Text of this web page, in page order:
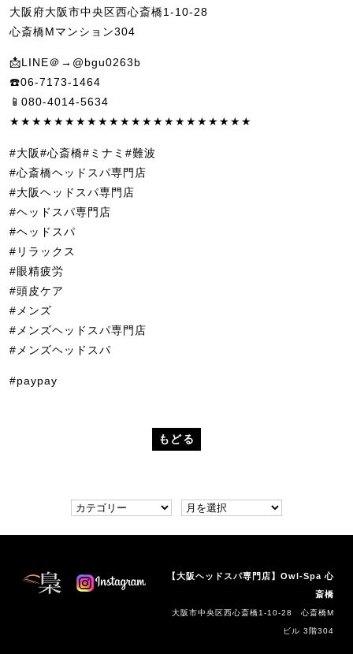
大阪府大阪市中央区西心斎橋1-10-28
心斎橋Mマンション304
📩LINE＠→@bgu0263b
☎️06-7173-1464
📱080-4014-5634
★★★★★★★★★★★★★★★★★★★★★★
#大阪#心斎橋#ミナミ#難波
#心斎橋ヘッドスパ専門店
#大阪ヘッドスパ専門店
#ヘッドスパ専門店
#ヘッドスパ
#リラックス
#眼精疲労
#頭皮ケア
#メンズ
#メンズヘッドスパ専門店
#メンズヘッドスパ
#paypay
もどる
【大阪ヘッドスパ専門店】Owl-Spa 心
斎橋
大阪市中央区西心斎橋1-10-28 心斎橋M
ビル 3階304